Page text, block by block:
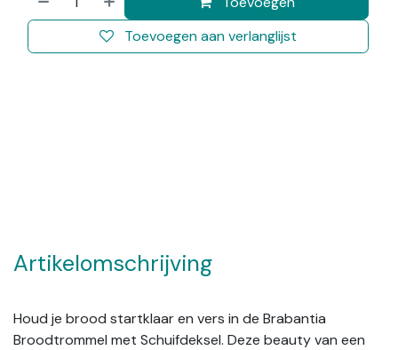
Toevoegen aan verlanglijst
Artikelomschrijving
Houd je brood startklaar en vers in de Brabantia
Broodtrommel met Schuifdeksel. Deze beauty van een